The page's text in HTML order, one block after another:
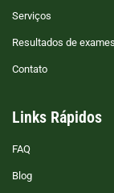
Serviços
Resultados de exames
Contato
Links Rápidos
FAQ
Blog